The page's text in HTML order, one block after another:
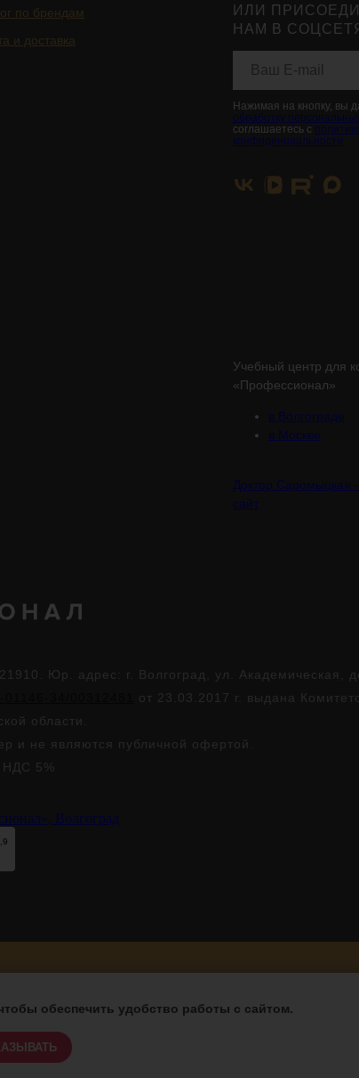
по брендам
и доставка
ИЛИ
НАМ В
Нажимая на кнопку, вы
обработку
соглашаетесь с
конфиденциальности
Учебный центр для
«Профессионал»
в Волгограде
в Москве
Доктор Саромыцкая
сайт
Юр. адрес: г. Волгоград, ул. Академическая,
от 23.03.2017 г. выдана
области.
и не являются публичной офертой.
НДС 5%
обеспечить удобство работы с сайтом.